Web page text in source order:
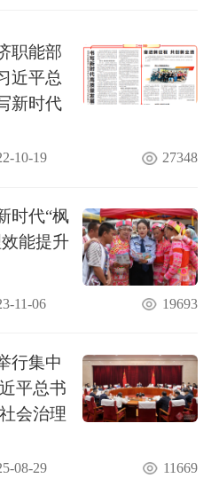
职能部
近平总
新时代
10-19 27348
时代“枫
能提升
11-06 19693
行集中
平总书
会治理
08-29 11669